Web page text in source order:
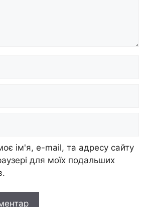
ім'я, e-mail, та адресу сайту
для моїх подальших